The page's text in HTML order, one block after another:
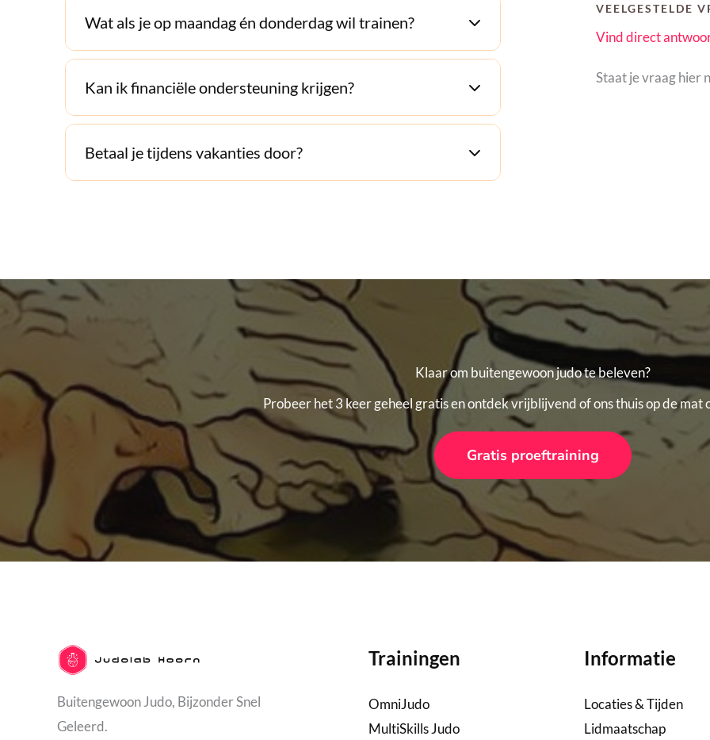
Wat als je op maandag én donderdag wil trainen?
Kan ik financiële ondersteuning krijgen?
Betaal je tijdens vakanties door?
VEELGESTELDE
Vind direct
Staat je vraag hier
Klaar om buitengewoon judo te beleven?
Probeer het 3 keer geheel gratis en ontdek vrijblijvend of ons thuis op de mat
Gratis proeftraining
Buitengewoon Judo, Bijzonder Snel
Geleerd.
Trainingen
OmniJudo
MultiSkills Judo
Informatie
Locaties & Tijden
Lidmaatschap